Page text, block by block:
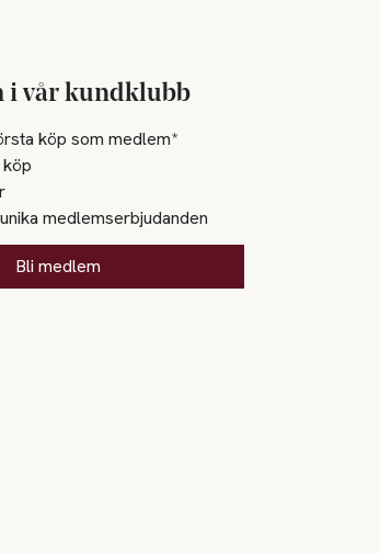
i vår kundklubb
köp som medlem*
medlemserbjudanden
Bli medlem